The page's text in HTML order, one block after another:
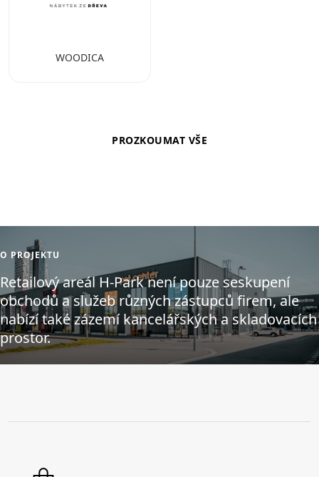
WOODICA
PROZKOUMAT VŠE
O PROJEKTU
Retailový areál H-Park není pouze seskupení
obchodů a služeb různých zástupců firem, ale
nabízí také zázemí kancelářských a skladovacích
prostor.